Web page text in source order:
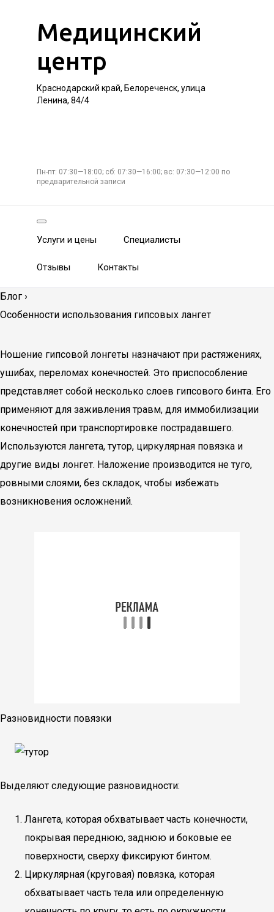
Медицинский
центр
Краснодарский край, Белореченск, улица
Ленина, 84/4
Пн-пт: 07:30—18:00; сб: 07:30—16:00; вс: 07:30—12:00 по
предварительной записи
Услуги и цены Специалисты
Отзывы Контакты
Блог ›
Особенности использования гипсовых лангет
Ношение гипсовой лонгеты назначают при растяжениях,
ушибах, переломах конечностей. Это приспособление
представляет собой несколько слоев гипсового бинта. Его
применяют для заживления травм, для иммобилизации
конечностей при транспортировке пострадавшего.
Используются лангета, тутор, циркулярная повязка и
другие виды лонгет. Наложение производится не туго,
ровными слоями, без складок, чтобы избежать
возникновения осложнений.
Разновидности повязки
Выделяют следующие разновидности:
Лангета, которая обхватывает часть конечности,
покрывая переднюю, заднюю и боковые ее
поверхности, сверху фиксируют бинтом.
Циркулярная (круговая) повязка, которая
обхватывает часть тела или определенную